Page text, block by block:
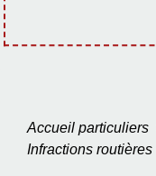
Accueil particuliers
Infractions routières